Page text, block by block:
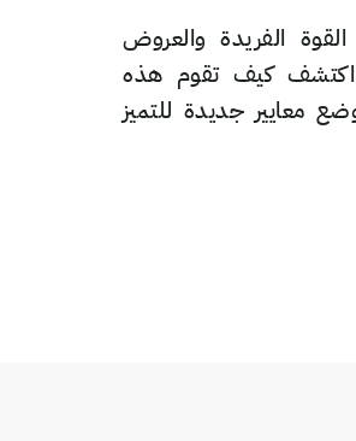
الفريدة والعروض
اكتشف كيف تقوم هذه
معايير جديدة للتميز